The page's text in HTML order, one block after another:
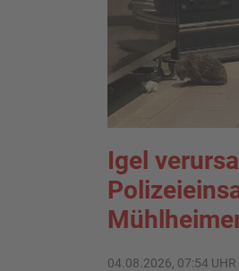
Igel
04.08.2026, 07:54 UHR